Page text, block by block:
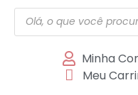
Minha
Meu